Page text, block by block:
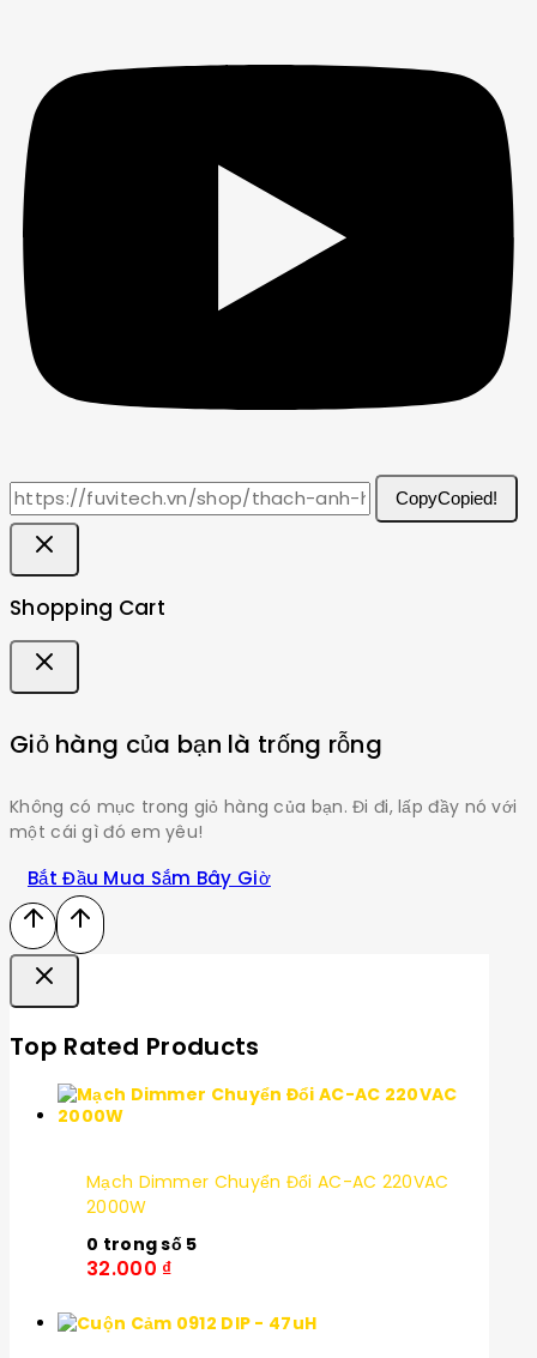
CopyCopied!
Shopping Cart
Giỏ hàng của bạn là trống rỗng
Không có mục trong giỏ hàng của bạn. Đi đi, lấp đầy nó với
một cái gì đó em yêu!
Bắt Đầu Mua Sắm Bây Giờ
Top Rated Products
Mạch Dimmer Chuyển Đổi AC-AC 220VAC
2000W
0 trong số 5
32.000 ₫